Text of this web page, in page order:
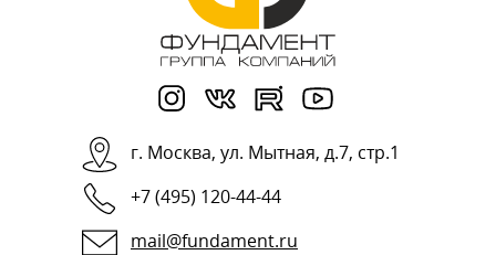
г. Москва, ул. Мытная, д.7, стр.1
+7 (495) 120-44-44
mail@fundament.ru